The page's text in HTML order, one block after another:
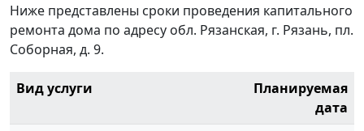
Ниже представлены сроки проведения капитального
ремонта дома по адресу обл. Рязанская, г. Рязань, пл.
Соборная, д. 9.
Вид услуги
Планируемая
дата